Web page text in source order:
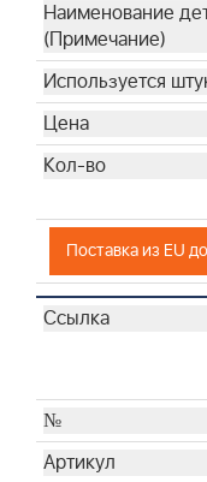
Поставка из EU